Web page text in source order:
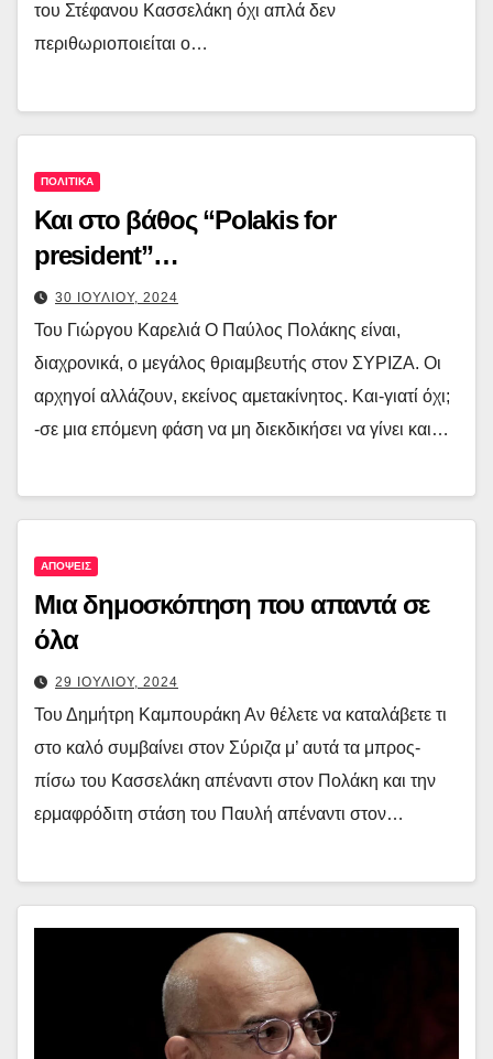
του Στέφανου Κασσελάκη όχι απλά δεν
περιθωριοποιείται ο…
ΠΟΛΙΤΙΚΑ
Και στο βάθος “Polakis for
president”…
30 ΙΟΥΛΙΟΥ, 2024
Του Γιώργου Καρελιά Ο Παύλος Πολάκης είναι,
διαχρονικά, ο μεγάλος θριαμβευτής στον ΣΥΡΙΖΑ. Οι
αρχηγοί αλλάζουν, εκείνος αμετακίνητος. Και-γιατί όχι;
-σε μια επόμενη φάση να μη διεκδικήσει να γίνει και…
ΑΠΟΨΕΙΣ
Μια δημοσκόπηση που απαντά σε
όλα
29 ΙΟΥΛΙΟΥ, 2024
Του Δημήτρη Καμπουράκη Αν θέλετε να καταλάβετε τι
στο καλό συμβαίνει στον Σύριζα μ’ αυτά τα μπρος-
πίσω του Κασσελάκη απέναντι στον Πολάκη και την
ερμαφρόδιτη στάση του Παυλή απέναντι στον…